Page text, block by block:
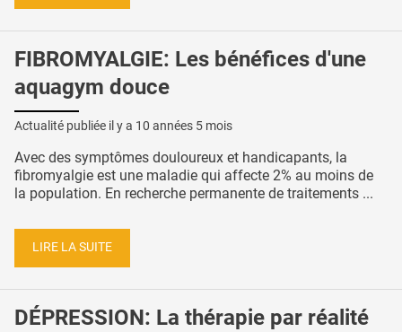
FIBROMYALGIE: Les bénéfices d'une
aquagym douce
Actualité publiée il y a 10 années 5 mois
Avec des symptômes douloureux et handicapants, la
fibromyalgie est une maladie qui affecte 2% au moins de
la population. En recherche permanente de traitements ...
LIRE LA SUITE
DÉPRESSION: La thérapie par réalité